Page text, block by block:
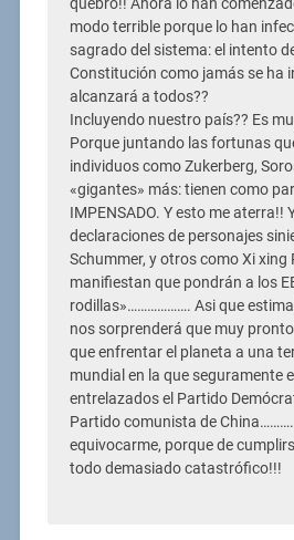
quebró!! Ahora lo han
modo terrible porque lo han
sagrado del sistema: el intento
Constitución como jamás se ha
alcanzará a todos??
Incluyendo nuestro país?? Es
Porque juntando las fortunas
individuos como Zukerberg,
«gigantes» más: tienen como
IMPENSADO. Y esto me aterra!!
declaraciones de personajes
Schummer, y otros como Xi xing
manifiestan que pondrán a los
rodillas»………………. Asi que
nos sorprenderá que muy
que enfrentar el planeta a una
mundial en la que seguramente
entrelazados el Partido
Partido comunista de
equivocarme, porque de
todo demasiado catastrófico!!!